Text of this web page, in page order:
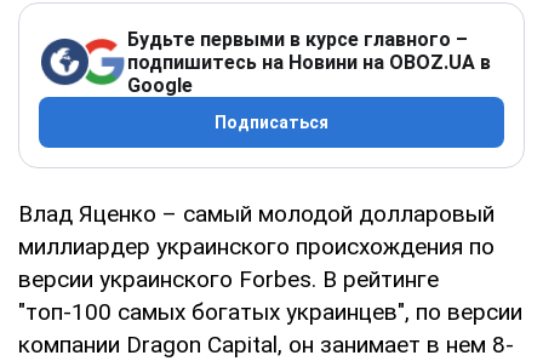
Будьте первыми в курсе главного –
подпишитесь на Новини на OBOZ.UA в
Google
Подписаться
Влад Яценко – самый молодой долларовый
миллиардер украинского происхождения по
версии украинского Forbes. В рейтинге
"топ-100 самых богатых украинцев", по версии
компании Dragon Capital, он занимает в нем 8-